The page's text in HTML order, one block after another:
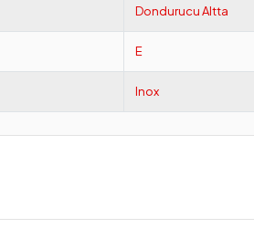
Dondurucu Altta
E
Inox